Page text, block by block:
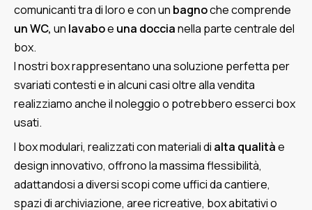
comunicanti tra di loro e con un bagnoche comprende
un WC, un lavaboe una doccianella parte centrale del
box.
I nostri box rappresentano una soluzione perfetta per
svariati contesti e in alcuni casi oltre alla vendita
realizziamo anche il noleggio o potrebbero esserci box
usati.
I box modulari, realizzati con materiali di alta qualitàe
design innovativo, offrono la massima flessibilità,
adattandosi a diversi scopi come uffici da cantiere,
spazi di archiviazione, aree ricreative, box abitativi o